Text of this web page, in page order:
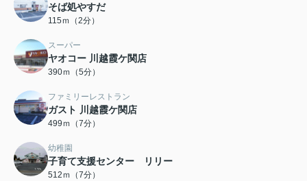
そば処やすだ
115ｍ（2分）
スーパー
ヤオコー 川越霞ケ関店
390ｍ（5分）
ファミリーレストラン
ガスト 川越霞ケ関店
499ｍ（7分）
幼稚園
子育て支援センター リリー
512ｍ（7分）